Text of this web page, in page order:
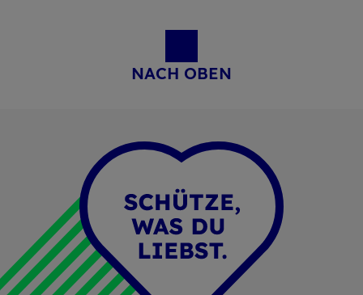
NACH OBEN